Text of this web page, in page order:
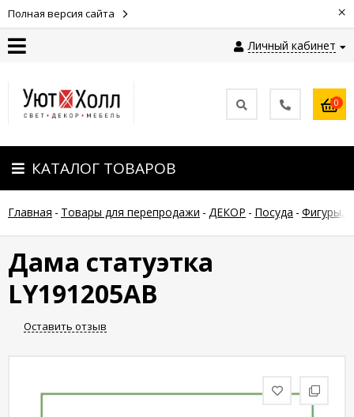
Полная версия сайта ×
Личный кабинет
Оплата
Доставка
Гарантия
возврат
Новости
0
КАТАЛОГ ТОВАРОВ
Главная - Товары для перепродажи - ДЕКОР - Посуда - Фигуры,
Дама статуэтка
LY191205AB
Оставить отзыв